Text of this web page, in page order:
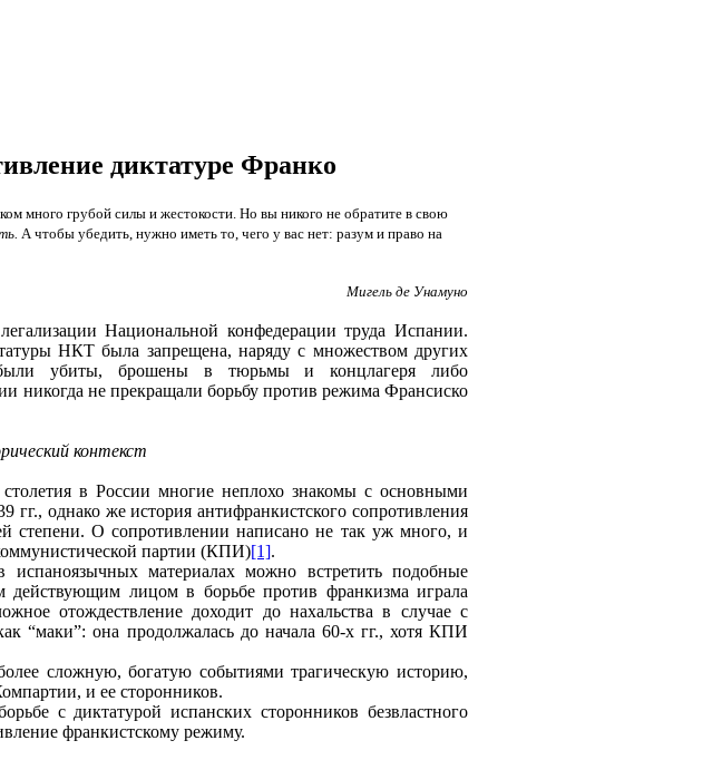
диктатуре Франко
много грубой силы и жестокости. Но вы никого не обратите в свою
А чтобы убедить, нужно иметь то, чего у вас нет: разум и право на
Мигель де Унамуно
Национальной конфедерации труда Испании.
НКТ была запрещена, наряду с множеством других
были убиты, брошены в тюрьмы и концлагеря либо
никогда не прекращали борьбу против режима Франсиско
контекст
в России многие неплохо знакомы с основными
однако же история антифранкистского сопротивления
степени. О сопротивлении написано не так уж много, и
партии (КПИ)[1].
материалах можно встретить подобные
лицом в борьбе против франкизма играла
отождествление доходит до нахальства в случае с
“маки”: она продолжалась до начала 60-х гг., хотя КПИ
сложную, богатую событиями трагическую историю,
и ее сторонников.
с диктатурой испанских сторонников безвластного
франкистскому режиму.